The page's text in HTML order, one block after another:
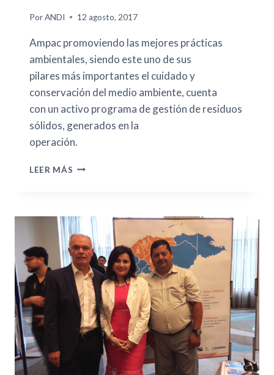
PorANDI 12 agosto, 2017
Ampac promoviendo las mejores prácticas
ambientales, siendo este uno de sus
pilares más importantes el cuidado y
conservación del medio ambiente, cuenta
con un activo programa de gestión de residuos
sólidos, generados en la
operación.
LEER MÁS